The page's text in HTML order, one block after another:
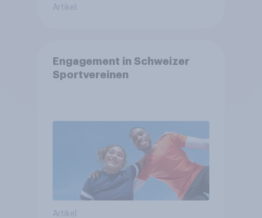
Artikel
Engagement in Schweizer
Sportvereinen
Artikel